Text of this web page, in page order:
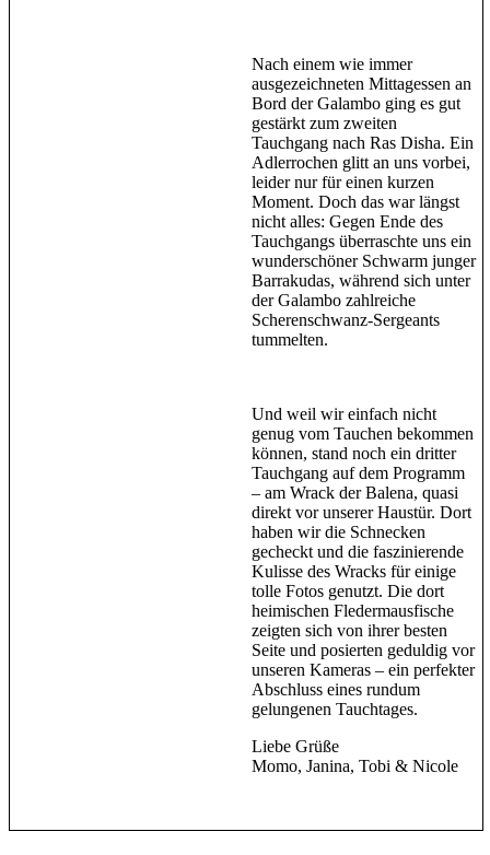
Nach einem wie immer
ausgezeichneten Mittagessen an
Bord der Galambo ging es gut
gestärkt zum zweiten
Tauchgang nach Ras Disha. Ein
Adlerrochen glitt an uns vorbei,
leider nur für einen kurzen
Moment. Doch das war längst
nicht alles: Gegen Ende des
Tauchgangs überraschte uns ein
wunderschöner Schwarm junger
Barrakudas, während sich unter
der Galambo zahlreiche
Scherenschwanz-Sergeants
tummelten.
Und weil wir einfach nicht
genug vom Tauchen bekommen
können, stand noch ein dritter
Tauchgang auf dem Programm
– am Wrack der Balena, quasi
direkt vor unserer Haustür. Dort
haben wir die Schnecken
gecheckt und die faszinierende
Kulisse des Wracks für einige
tolle Fotos genutzt. Die dort
heimischen Fledermausfische
zeigten sich von ihrer besten
Seite und posierten geduldig vor
unseren Kameras – ein perfekter
Abschluss eines rundum
gelungenen Tauchtages.
Liebe Grüße
Momo, Janina, Tobi & Nicole